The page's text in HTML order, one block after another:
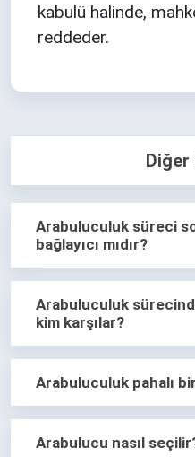
kabulü halinde,
reddeder.
Diğer
Arabuluculuk süreci
bağlayıcı mıdır?
Arabuluculuk
kim karşılar?
Arabuluculuk pahalı
Arabulucu nasıl